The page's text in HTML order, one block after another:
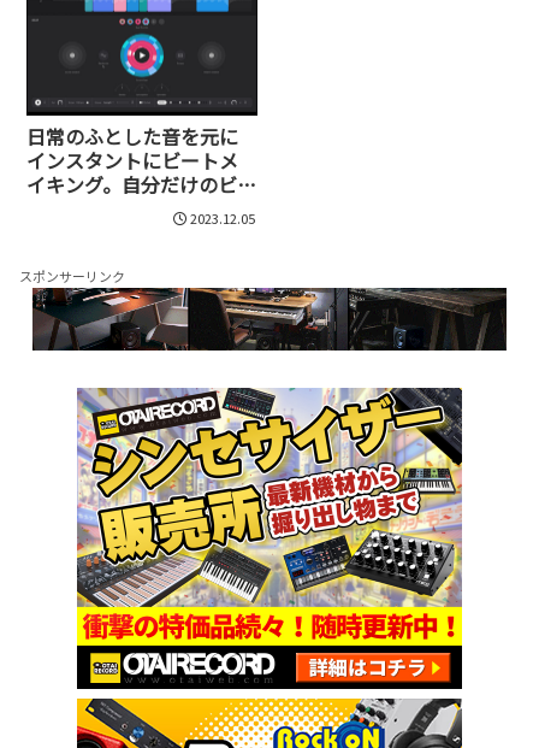
日常のふとした音を元に
インスタントにビートメ
イキング。自分だけのビー
トを無限に作り出すLife
2023.12.05
スポンサーリンク